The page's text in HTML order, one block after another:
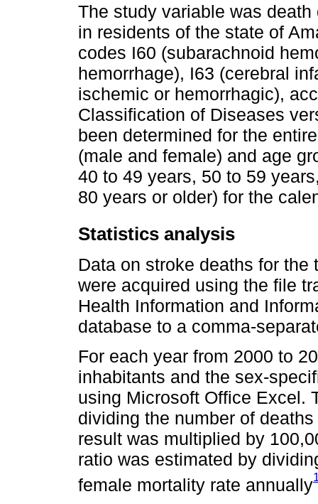
The study variable was
in residents of the state of
codes I60 (subarachnoid
hemorrhage), I63 (cerebral
ischemic or hemorrhagic),
Classification of Diseases
been determined for the
(male and female) and age
40 to 49 years, 50 to 59
80 years or older) for the
Statistics analysis
Data on stroke deaths for
were acquired using the file
Health Information and
database to a comma-
For each year from 2000 to
inhabitants and the sex-
using Microsoft Office Excel.
dividing the number of
result was multiplied by
ratio was estimated by
female mortality rate annually